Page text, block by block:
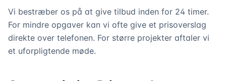
Vi bestræber os på at give tilbud inden for 24 timer.
For mindre opgaver kan vi ofte give et prisoverslag
direkte over telefonen. For større projekter aftaler vi
et uforpligtende møde.